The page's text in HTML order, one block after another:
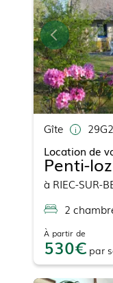
Gîte
Location de
Penti-loz
à RIEC-SUR-
2
À partir de
530 par